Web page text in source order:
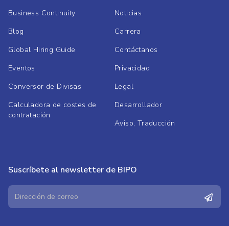
Business Continuity
Blog
Global Hiring Guide
Eventos
Conversor de Divisas
Calculadora de costes de
contratación
Noticias
Carrera
Contáctanos
Privacidad
Legal
Desarrollador
Aviso, Traducción
Suscríbete al newsletter de BIPO